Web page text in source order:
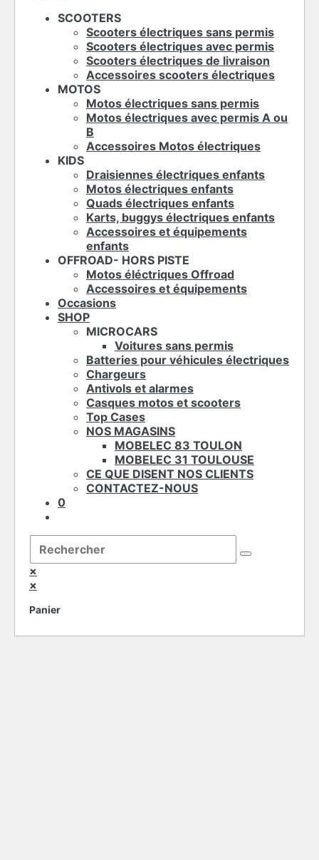
SCOOTERS
Scooters électriques sans permis
Scooters électriques avec permis
Scooters électriques de livraison
Accessoires scooters électriques
MOTOS
Motos électriques sans permis
Motos électriques avec permis A ou
B
Accessoires Motos électriques
KIDS
Draisiennes électriques enfants
Motos électriques enfants
Quads électriques enfants
Karts, buggys électriques enfants
Accessoires et équipements
enfants
OFFROAD- HORS PISTE
Motos éléctriques Offroad
Accessoires et équipements
Occasions
SHOP
MICROCARS
Voitures sans permis
Batteries pour véhicules électriques
Chargeurs
Antivols et alarmes
Casques motos et scooters
Top Cases
NOS MAGASINS
MOBELEC 83 TOULON
MOBELEC 31 TOULOUSE
CE QUE DISENT NOS CLIENTS
CONTACTEZ-NOUS
0
search
Rechercher
sur
ce
site
×
×
Panier